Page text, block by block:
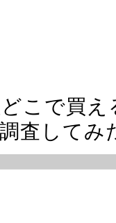
こで買
査してみ